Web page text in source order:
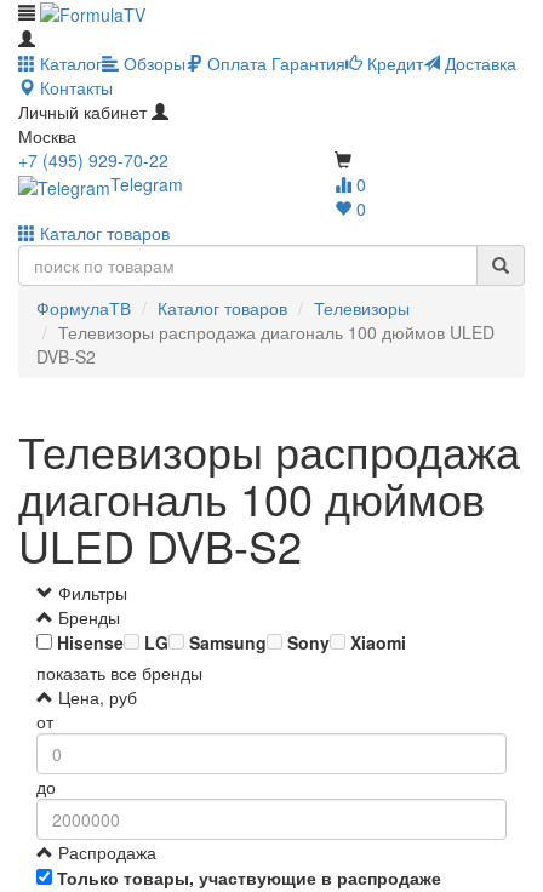
Каталог Обзоры Оплата Гарантия Кредит
Доставка
Контакты
Личный кабинет
Москва
0
0
+7 (495) 929-70-22
Telegram
Каталог товаров
ФормулаТВ Каталог товаров
Телевизоры
Телевизоры распродажа диагональ 100 дюймов ULED
DVB-S2
Телевизоры распродажа
диагональ 100 дюймов
ULED DVB-S2
Фильтры
Бренды
Hisense
LG Samsung Sony
Xiaomi
показать все бренды
Цена, руб
от
до
Распродажа
Только товары, участвующие в распродаже